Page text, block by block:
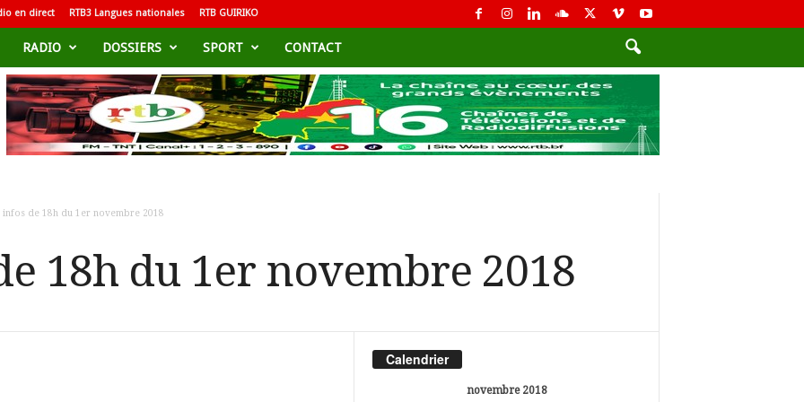
en direct RTB3 Langues nationales RTB GUIRIKO
RADIO DOSSIERS SPORT CONTACT
infos de 18h du 1er novembre 2018
18h du 1er novembre 2018
Calendrier
novembre 2018